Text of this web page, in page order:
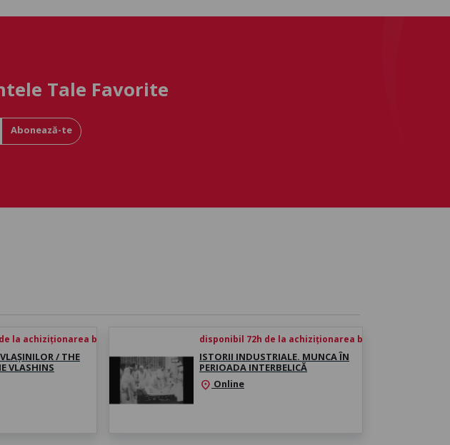
Tale Favorite
Abonează-te
la achiziționarea biletului
/ THE
VLASHINS
disponibil 72h de la achiziționarea biletului
ISTORII INDUSTRIALE. MUNCA ÎN
PERIOADA INTERBELICĂ
location_on Online